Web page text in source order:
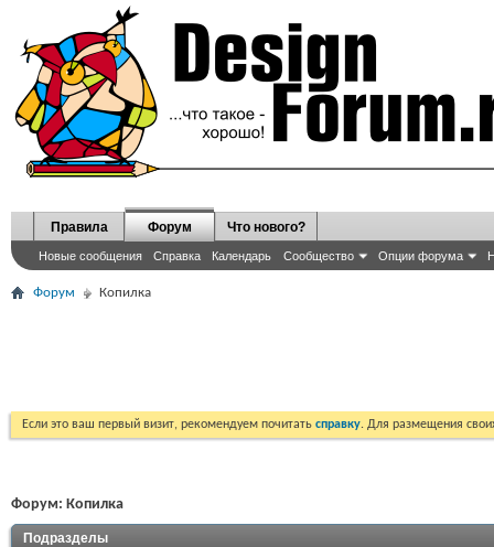
Правила Форум
Новые сообщения Справка Календарь Сообщество Опции форума
Что нового?
Форум Копилка
Если это ваш первый визит, рекомендуем почитать справку. Для размещения
Форум: Копилка
Подразделы